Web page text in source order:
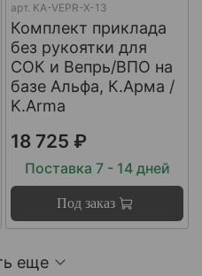
арт. KA-VEPR-X-13
Комплект приклада
без рукоятки для
СОК и Вепрь/ВПО на
базе Альфа, К.Арма /
K.Arma
18 725 ₽
Поставка 7 - 14 дней
Под заказ
еще